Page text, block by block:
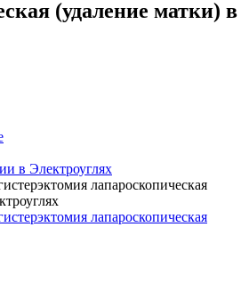
(удаление матки) в
в Электроуглях
лапароскопическая